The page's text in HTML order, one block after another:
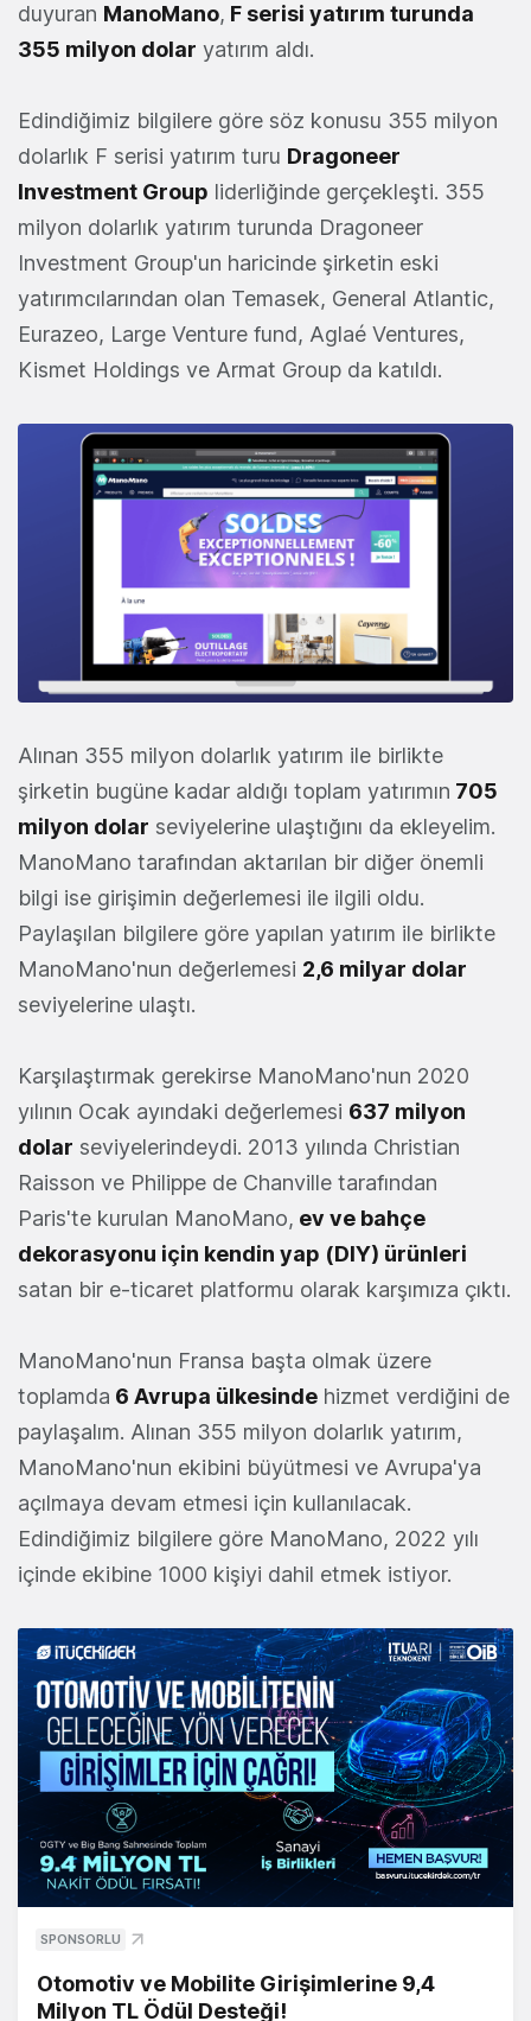
duyuran ManoMano, F serisi yatırım turunda
355 milyon dolar yatırım aldı.
Edindiğimiz bilgilere göre söz konusu 355 milyon
dolarlık F serisi yatırım turu Dragoneer
Investment Group liderliğinde gerçekleşti. 355
milyon dolarlık yatırım turunda Dragoneer
Investment Group'un haricinde şirketin eski
yatırımcılarından olan Temasek, General Atlantic,
Eurazeo, Large Venture fund, Aglaé Ventures,
Kismet Holdings ve Armat Group da katıldı.
Alınan 355 milyon dolarlık yatırım ile birlikte
şirketin bugüne kadar aldığı toplam yatırımın 705
milyon dolar seviyelerine ulaştığını da ekleyelim.
ManoMano tarafından aktarılan bir diğer önemli
bilgi ise girişimin değerlemesi ile ilgili oldu.
Paylaşılan bilgilere göre yapılan yatırım ile birlikte
ManoMano'nun değerlemesi 2,6 milyar dolar
seviyelerine ulaştı.
Karşılaştırmak gerekirse ManoMano'nun 2020
yılının Ocak ayındaki değerlemesi 637 milyon
dolar seviyelerindeydi. 2013 yılında Christian
Raisson ve Philippe de Chanville tarafından
Paris'te kurulan ManoMano, ev ve bahçe
dekorasyonu için kendin yap (DIY) ürünleri
satan bir e-ticaret platformu olarak karşımıza çıktı.
ManoMano'nun Fransa başta olmak üzere
toplamda 6 Avrupa ülkesinde hizmet verdiğini de
paylaşalım. Alınan 355 milyon dolarlık yatırım,
ManoMano'nun ekibini büyütmesi ve Avrupa'ya
açılmaya devam etmesi için kullanılacak.
Edindiğimiz bilgilere göre ManoMano, 2022 yılı
içinde ekibine 1000 kişiyi dahil etmek istiyor.
SPONSORLU
Otomotiv ve Mobilite Girişimlerine 9,4
Milyon TL Ödül Desteği!